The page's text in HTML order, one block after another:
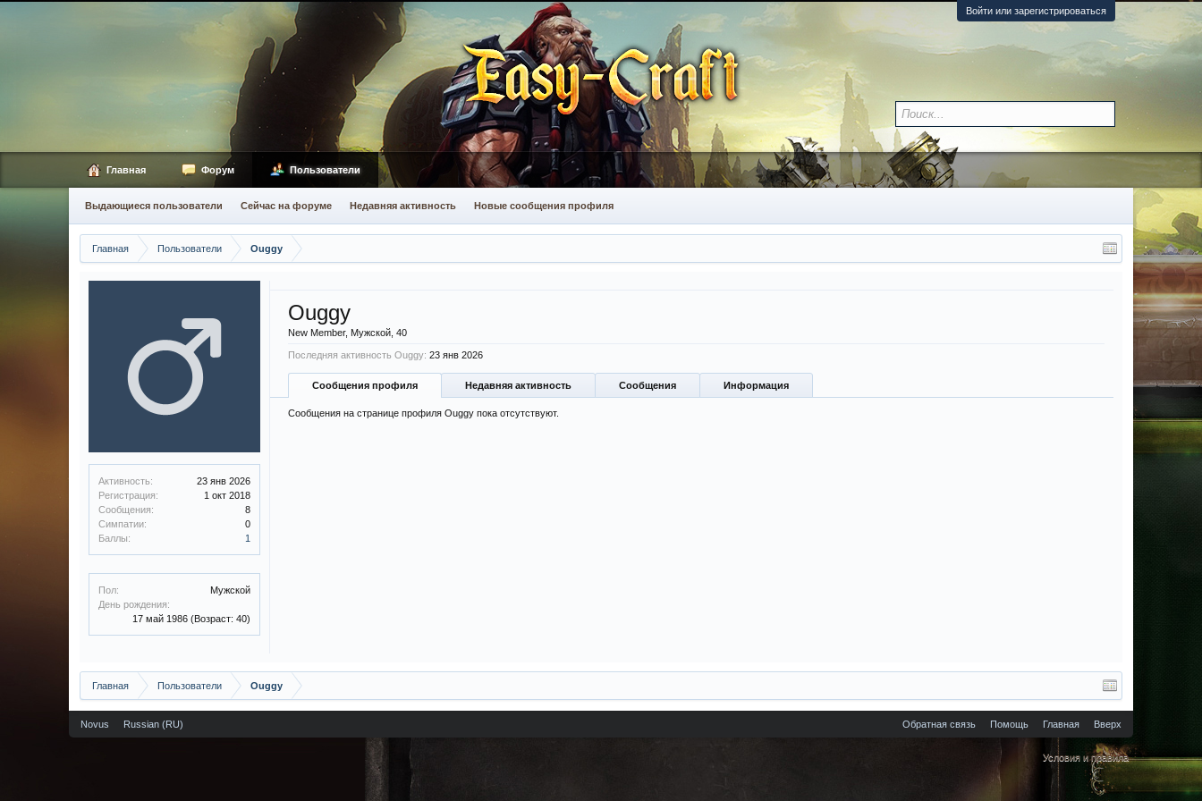
Войти или зарегистрироваться
Главная Пользователи Ouggy
Активность:
23 янв 2026
Регистрация:
1 окт 2018
Сообщения:
8
Симпатии:
0
Баллы:
1
Пол:
Мужской
День рождения:
17 май 1986 (Возраст: 40)
Ouggy
New Member, Мужской, 40
Последняя активность Ouggy: 23 янв 2026
Сообщения профиля Недавняя активность Сообщения Информация
Сообщения на странице профиля Ouggy пока отсутствуют.
Главная Пользователи Ouggy
Главная Форум Пользователи
Выдающиеся пользователи Сейчас на форуме Недавняя активность Новые сообщения профиля
Novus Russian (RU) Обратная связь Помощь Главная Вверх
Условия и правила